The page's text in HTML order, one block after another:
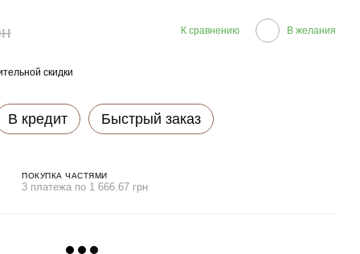
К сравнению В желания
скидки
В кредит Быстрый заказ
ПОКУПКА ЧАСТЯМИ
3 платежа по 1 666.67 грн